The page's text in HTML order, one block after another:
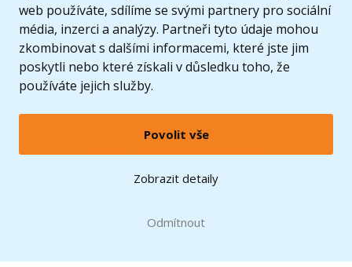
web používáte, sdílíme se svými partnery pro sociální
média, inzerci a analýzy. Partneři tyto údaje mohou
zkombinovat s dalšími informacemi, které jste jim
poskytli nebo které získali v důsledku toho, že
používáte jejich služby.
Povolit vše
Zobrazit detaily
Odmítnout
© 2005 - 2026 Copyright 4kids.cz
LEGO, logo LEGO a minifigurka jsou ochrannými známkami společnosti LEGO Group. ©
2024 The LEGO Group.
Zobrazit verzi pro desktop
při nákupu od